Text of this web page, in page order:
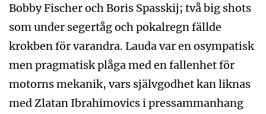
Bobby Fischer och Boris Spasskij; två big shots
som under segertåg och pokalregn fällde
krokben för varandra. Lauda var en osympatisk
men pragmatisk plåga med en fallenhet för
motorns mekanik, vars självgodhet kan liknas
med Zlatan Ibrahimovics i pressammanhang